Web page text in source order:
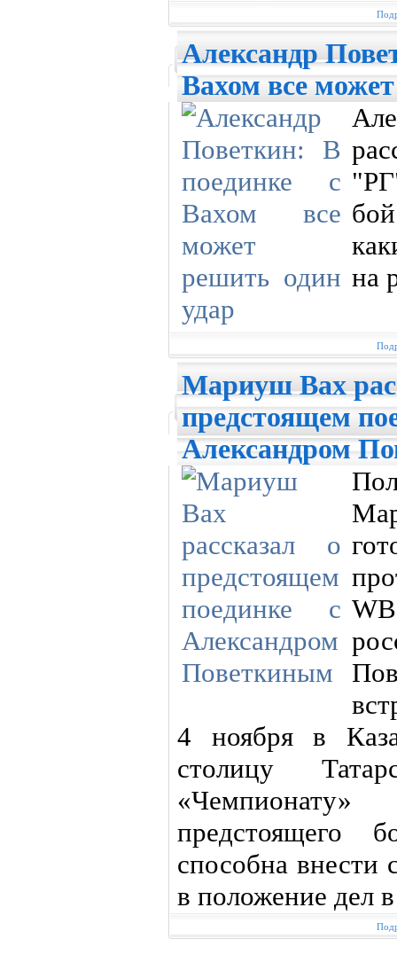
Александр
Вахом все
на
Мариуш Вах
предстоящем
Александром
4 ноября в
столицу
предстоящего
способна внести
в положение дел